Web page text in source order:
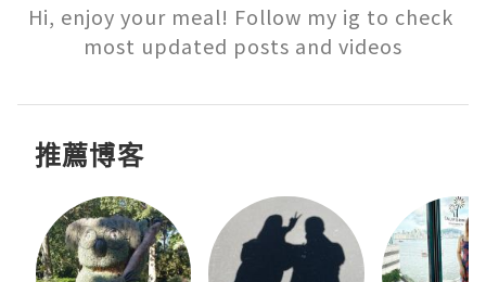
Hi, enjoy your meal! Follow my ig to check
most updated posts and videos
推薦博客